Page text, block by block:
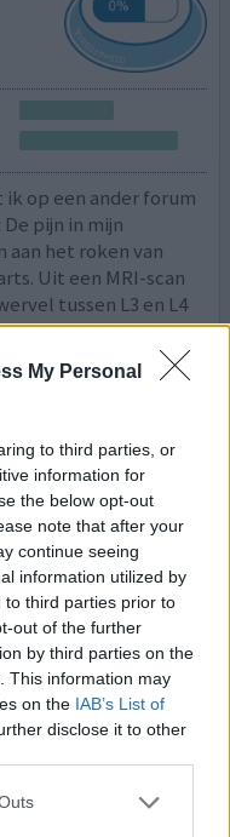
My Personal
to third parties, or
information for
the below opt-out
note that after your
continue seeing
information utilized by
to third parties prior to
out of the further
by third parties on the
This information may
on the IAB’s List of
disclose it to other
op een ander forum
pijn in mijn
aan het roken van
Uit een MRI-scan
tussen L3 en L4
Ook vertelde de
Hij
[lees meer...]
in de instelling hoor je
ja gezegd, niet
soort problemen was.
gemaakt, die